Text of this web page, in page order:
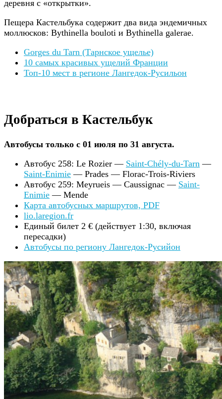
деревня с «открытки».
Пещера Кастельбука содержит два вида эндемичных
моллюсков: Bythinella bouloti и Bythinella galerae.
Gorges du Tarn (Тарнское ущелье)
10 самых красивых ущелий Франции
Топ-10 мест в регионе Лангедок-Русильон
Добраться в Кастельбук
Автобусы только с 01 июля по 31 августа.
Автобус 258: Le Rozier — Saint-Chély-du-Tarn —
Saint-Enimie — Prades — Florac-Trois-Riviers
Автобус 259: Meyrueis — Caussignac — Saint-
Enimie — Mende
Карта автобусных маршрутов, PDF
lio.laregion.fr
Единый билет 2 € (действует 1:30, включая
пересадки)
Автобусы по региону Лангедок-Русийон